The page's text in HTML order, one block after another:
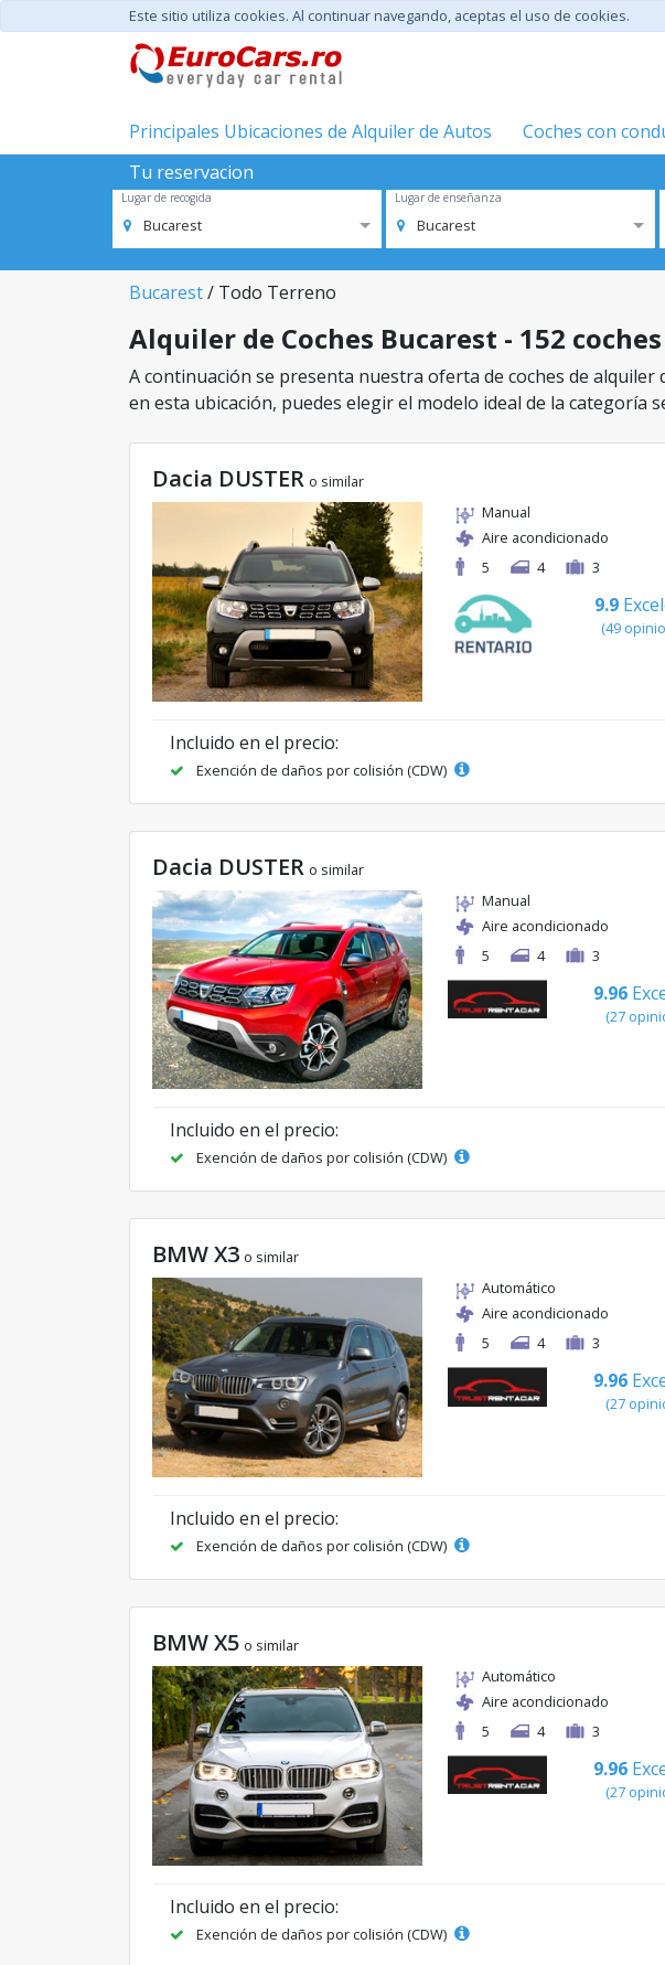
Este sitio utiliza cookies. Al continuar navegando, aceptas el uso de cookies.
Principales Ubicaciones de Alquiler de Autos Coches con
Tu reservacion
Lugar de recogida
Bucarest
Lugar de enseñanza
Bucarest
Bucarest/ Todo Terreno
Alquiler de Coches Bucarest - 152
A continuación se presenta nuestra oferta de coches de
en esta ubicación, puedes elegir el modelo ideal de la categoría
Dacia DUSTER o similar
Manual
Aire acondicionado
5
4 3
9.9
(49
Incluido en el precio:
Exención de daños por colisión (CDW)
Dacia DUSTER o similar
Manual
Aire acondicionado
5
4 3
9.96
(27
Incluido en el precio:
Exención de daños por colisión (CDW)
BMW X3 o similar
Automático
Aire acondicionado
5
4 3
9.96
(27
Incluido en el precio:
Exención de daños por colisión (CDW)
BMW X5 o similar
Automático
Aire acondicionado
5
4 3
9.96
(27
Incluido en el precio:
Exención de daños por colisión (CDW)